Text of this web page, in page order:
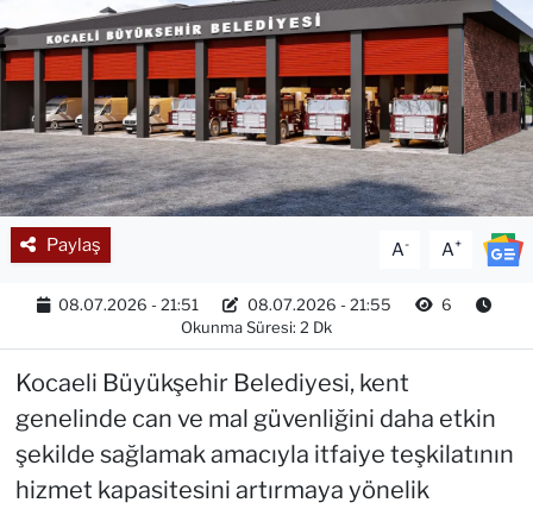
Paylaş A- A+
08.07.2026 - 21:51 08.07.2026 - 21:55
6
Okunma Süresi: 2 Dk
Kocaeli Büyükşehir Belediyesi, kent
genelinde can ve mal güvenliğini daha etkin
şekilde sağlamak amacıyla itfaiye teşkilatının
hizmet kapasitesini artırmaya yönelik